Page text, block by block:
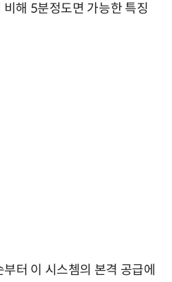
해 5분정도면 가능한 특징
터 이 시스쳄의 본격 공급에